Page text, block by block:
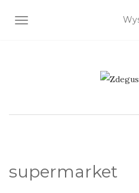
TOGGLE NAVIGATION
supermarket